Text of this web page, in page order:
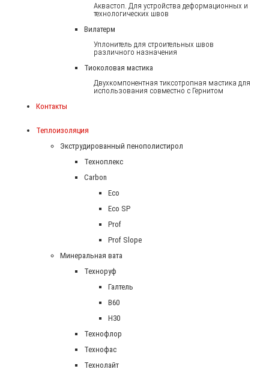
Аквастоп. Для устройства деформационных и
технологических швов
Вилатерм
Уплонитель для строительных швов
различного назначения
Тиоколовая мастика
Двухкомпонентная тиксотропная мастика для
использования совместно с Гернитом
Контакты
Теплоизоляция
Экструдированный пенополистирол
Техноплекс
Carbon
Eco
Eco SP
Prof
Prof Slope
Минеральная вата
Техноруф
Галтель
В60
Н30
Технофлор
Технофас
Технолайт